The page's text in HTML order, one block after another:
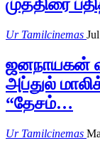
முத்திரை
Ur Tamilcinemas
ஜனநாயகன்
அப்துல்
“தேசம்…
Ur Tamilcinemas